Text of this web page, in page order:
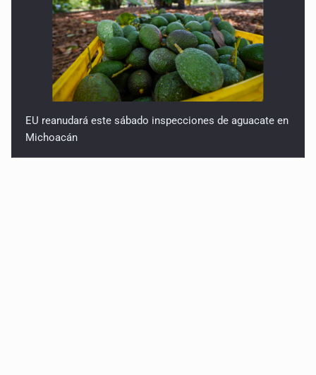
EU reanudará este sábado inspecciones de aguacate en
Michoacán